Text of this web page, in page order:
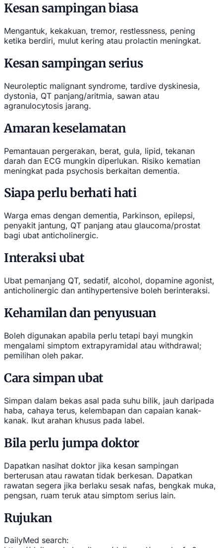
Kesan sampingan biasa
Mengantuk, kekakuan, tremor, restlessness, pening
ketika berdiri, mulut kering atau prolactin meningkat.
Kesan sampingan serius
Neuroleptic malignant syndrome, tardive dyskinesia,
dystonia, QT panjang/aritmia, sawan atau
agranulocytosis jarang.
Amaran keselamatan
Pemantauan pergerakan, berat, gula, lipid, tekanan
darah dan ECG mungkin diperlukan. Risiko kematian
meningkat pada psychosis berkaitan dementia.
Siapa perlu berhati hati
Warga emas dengan dementia, Parkinson, epilepsi,
penyakit jantung, QT panjang atau glaucoma/prostat
bagi ubat anticholinergic.
Interaksi ubat
Ubat pemanjang QT, sedatif, alcohol, dopamine agonist,
anticholinergic dan antihypertensive boleh berinteraksi.
Kehamilan dan penyusuan
Boleh digunakan apabila perlu tetapi bayi mungkin
mengalami simptom extrapyramidal atau withdrawal;
pemilihan oleh pakar.
Cara simpan ubat
Simpan dalam bekas asal pada suhu bilik, jauh daripada
haba, cahaya terus, kelembapan dan capaian kanak-
kanak. Ikut arahan khusus pada label.
Bila perlu jumpa doktor
Dapatkan nasihat doktor jika kesan sampingan
berterusan atau rawatan tidak berkesan. Dapatkan
rawatan segera jika berlaku sesak nafas, bengkak muka,
pengsan, ruam teruk atau simptom serius lain.
Rujukan
DailyMed search: